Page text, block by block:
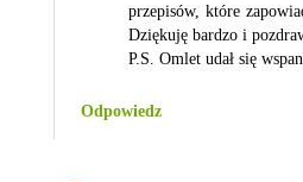
przepisów, które
Dziękuję bardzo i
P.S. Omlet udał się
Odpowiedz